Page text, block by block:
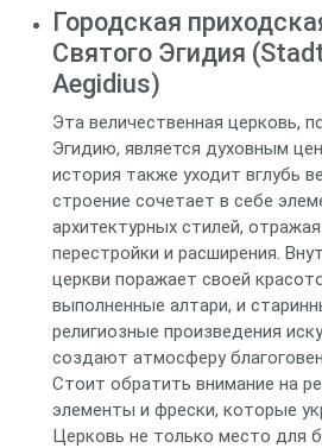
Городская
Святого Эгидия
Aegidius)
Эта величественная церковь,
Эгидию, является духовным
история также уходит вглубь
строение сочетает в себе
архитектурных стилей,
перестройки и расширения.
церкви поражает своей
выполненные алтари, и
религиозные произведения
создают атмосферу
Стоит обратить внимание на
элементы и фрески, которые
Церковь не только место для